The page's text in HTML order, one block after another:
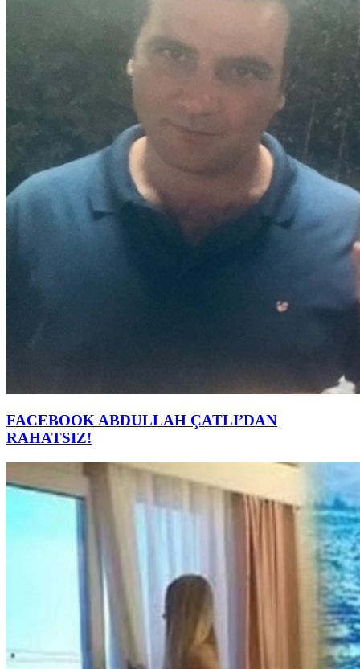
FACEBOOK ABDULLAH ÇATLI’DAN
RAHATSIZ!